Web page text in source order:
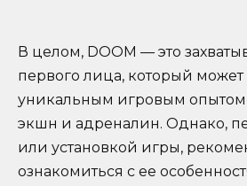
В целом, DOOM — это
первого лица, который может
уникальным игровым опытом
экшн и адреналин. Однако,
или установкой игры,
ознакомиться с ее